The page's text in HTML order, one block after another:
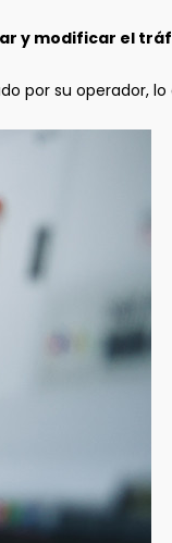
y modificar el
por su operador, lo